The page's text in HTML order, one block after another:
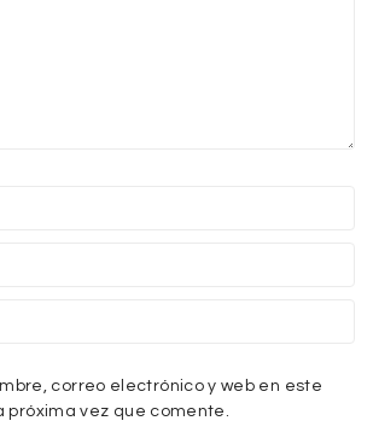
correo electrónico y web en este
próxima vez que comente.